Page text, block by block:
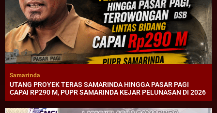
Samarinda
UTANG PROYEK TERAS SAMARINDA HINGGA PASAR PAGI
CAPAI RP290 M, PUPR SAMARINDA KEJAR PELUNASAN DI 2026